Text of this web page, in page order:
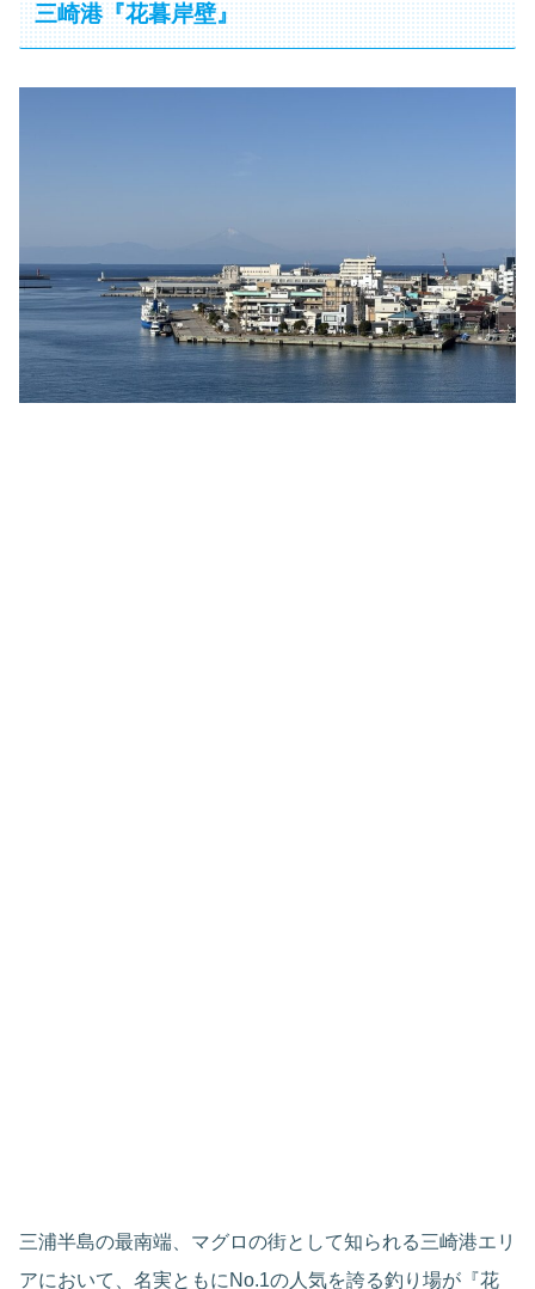
三崎港『花暮岸壁』
三浦半島の最南端、マグロの街として知られる三崎港エリ
アにおいて、名実ともにNo.1の人気を誇る釣り場が『花